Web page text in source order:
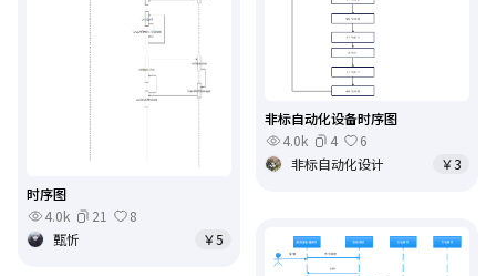
非标自动化设备时序图
4.0k
4
6
非标自动化设计
￥3
时序图
4.0k
21
8
甄忻
￥5